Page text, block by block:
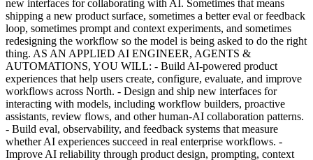
new interfaces for collaborating with AI. Sometimes that means
shipping a new product surface, sometimes a better eval or feedback
loop, sometimes prompt and context experiments, and sometimes
redesigning the workflow so the model is being asked to do the right
thing. AS AN APPLIED AI ENGINEER, AGENTS &
AUTOMATIONS, YOU WILL: - Build AI-powered product
experiences that help users create, configure, evaluate, and improve
workflows across North. - Design and ship new interfaces for
interacting with models, including workflow builders, proactive
assistants, review flows, and other human-AI collaboration patterns.
- Build eval, observability, and feedback systems that measure
whether AI experiences succeed in real enterprise workflows. -
Improve AI reliability through product design, prompting, context